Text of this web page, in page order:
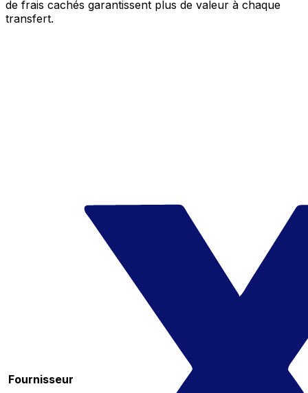
de frais cachés garantissent plus de valeur à chaque
transfert.
Fournisseur